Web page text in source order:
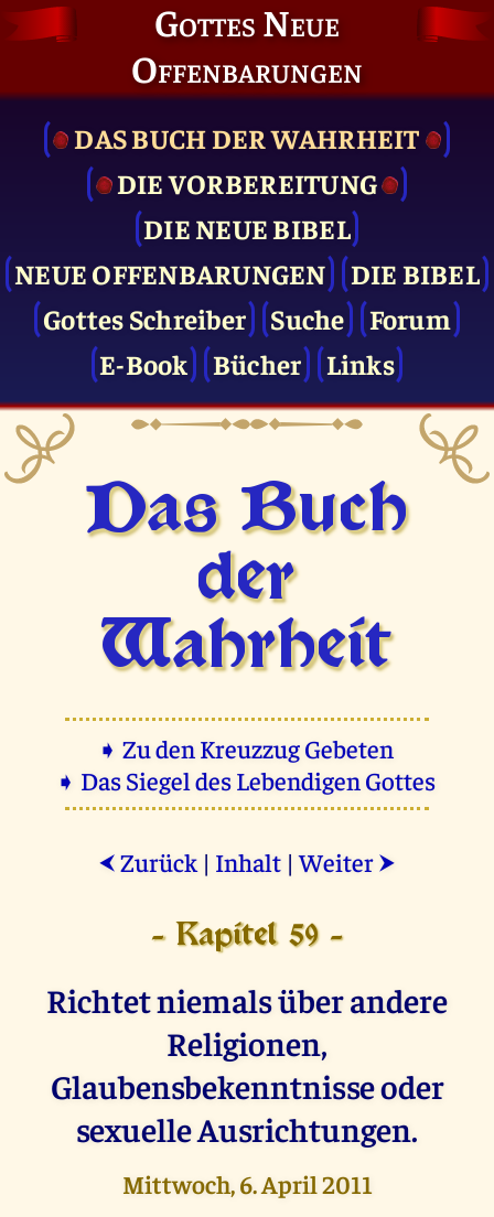
Gottes Neue
Offenbarungen
DAS BUCH DER WAHRHEIT
DIE VOR­BEREITUNG
DIE NEUE BIBEL
NEUE OFFENBARUNGEN
DIE BIBEL
Gottes Schreiber
Suche
Forum
E-Book
Bücher Links
Das Buch
der
Wahrheit
➧ Zu den Kreuzzug Gebeten
➧ Das Siegel des Lebendigen Gottes
⮜ Zurück | Inhalt |Weiter ⮞
- Kapitel 59 -
Richtet niemals über andere
Religionen,
Glaubensbekenntnisse oder
sexuelle Ausrichtungen.
Mittwoch, 6. April 2011